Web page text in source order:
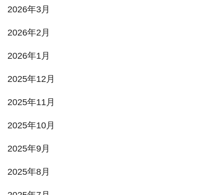
2026年3月
2026年2月
2026年1月
2025年12月
2025年11月
2025年10月
2025年9月
2025年8月